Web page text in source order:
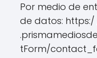
Por medio de
de datos:
tForm/